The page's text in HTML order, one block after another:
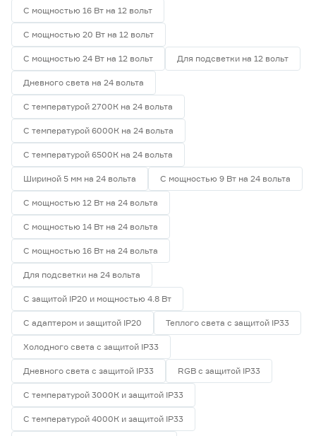
С мощностью 16 Вт на 12 вольт
С мощностью 20 Вт на 12 вольт
С мощностью 24 Вт на 12 вольт Для подсветки на 12 вольт
Дневного света на 24 вольта
С температурой 2700К на 24 вольта
С температурой 6000К на 24 вольта
С температурой 6500К на 24 вольта
Шириной 5 мм на 24 вольта С мощностью 9 Вт на 24 вольта
С мощностью 12 Вт на 24 вольта
С мощностью 14 Вт на 24 вольта
С мощностью 16 Вт на 24 вольта
Для подсветки на 24 вольта
С защитой IP20 и мощностью 4.8 Вт
С адаптером и защитой IP20 Теплого света с защитой IP33
Холодного света с защитой IP33
Дневного света с защитой IP33 RGB с защитой IP33
С температурой 3000К и защитой IP33
С температурой 4000К и защитой IP33